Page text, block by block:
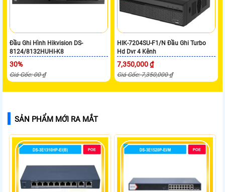
Đầu Ghi Hình Hikvision DS-
8124/8132HUHI-K8
30%
Giá Gốc: 00 ₫
HIK-7204SU-F1/N Đầu Ghi Turbo
Hd Dvr 4 Kênh
7,350,000 ₫
Giá Gốc: 7,350,000 ₫
SẢN PHẨM MỚI RA MẮT